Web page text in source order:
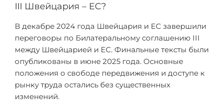
III Швейцария – ЕС?
В декабре 2024 года Швейцария и ЕС завершили
переговоры по Билатеральному соглашению III
между Швейцарией и ЕС. Финальные тексты были
опубликованы в июне 2025 года. Основные
положения о свободе передвижения и доступе к
рынку труда остались без существенных
изменений.